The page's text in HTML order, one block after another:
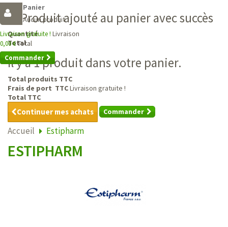
Panier
Aucun produit
Livraison gratuite ! Livraison
0,00 €Total
Commander
Produit ajouté au panier avec succès
Quantité
Total
Il y a 1 produit dans votre panier.
Total produits TTC
Frais de port TTCLivraison gratuite !
Total TTC
Continuer mes achats Commander
Accueil Estipharm
ESTIPHARM